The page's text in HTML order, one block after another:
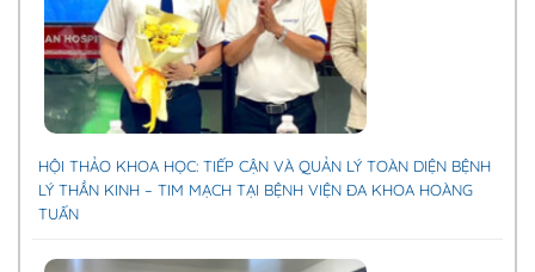
HỘI THẢO KHOA HỌC: TIẾP CẬN VÀ QUẢN LÝ TOÀN DIỆN BỆNH
LÝ THẦN KINH – TIM MẠCH TẠI BỆNH VIỆN ĐA KHOA HOÀNG
TUẤN